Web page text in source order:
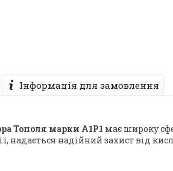
Інформація для замовлення
Тополя марки А1Р1 має широку
надається надійний захист від